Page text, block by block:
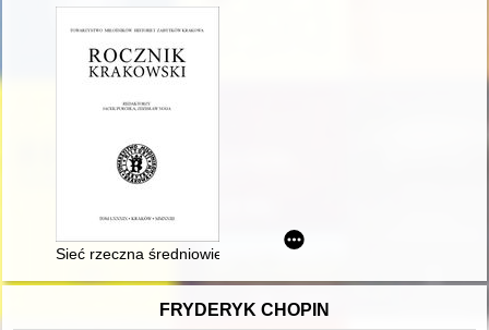
Sieć rzeczna średniowiecznego Krakowa : próba syntezy
FRYDERYK CHOPIN